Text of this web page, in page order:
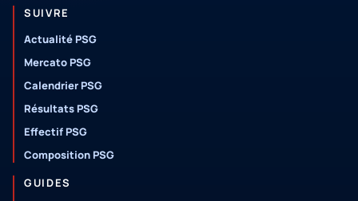
SUIVRE
Actualité PSG
Mercato PSG
Calendrier PSG
Résultats PSG
Effectif PSG
Composition PSG
GUIDES